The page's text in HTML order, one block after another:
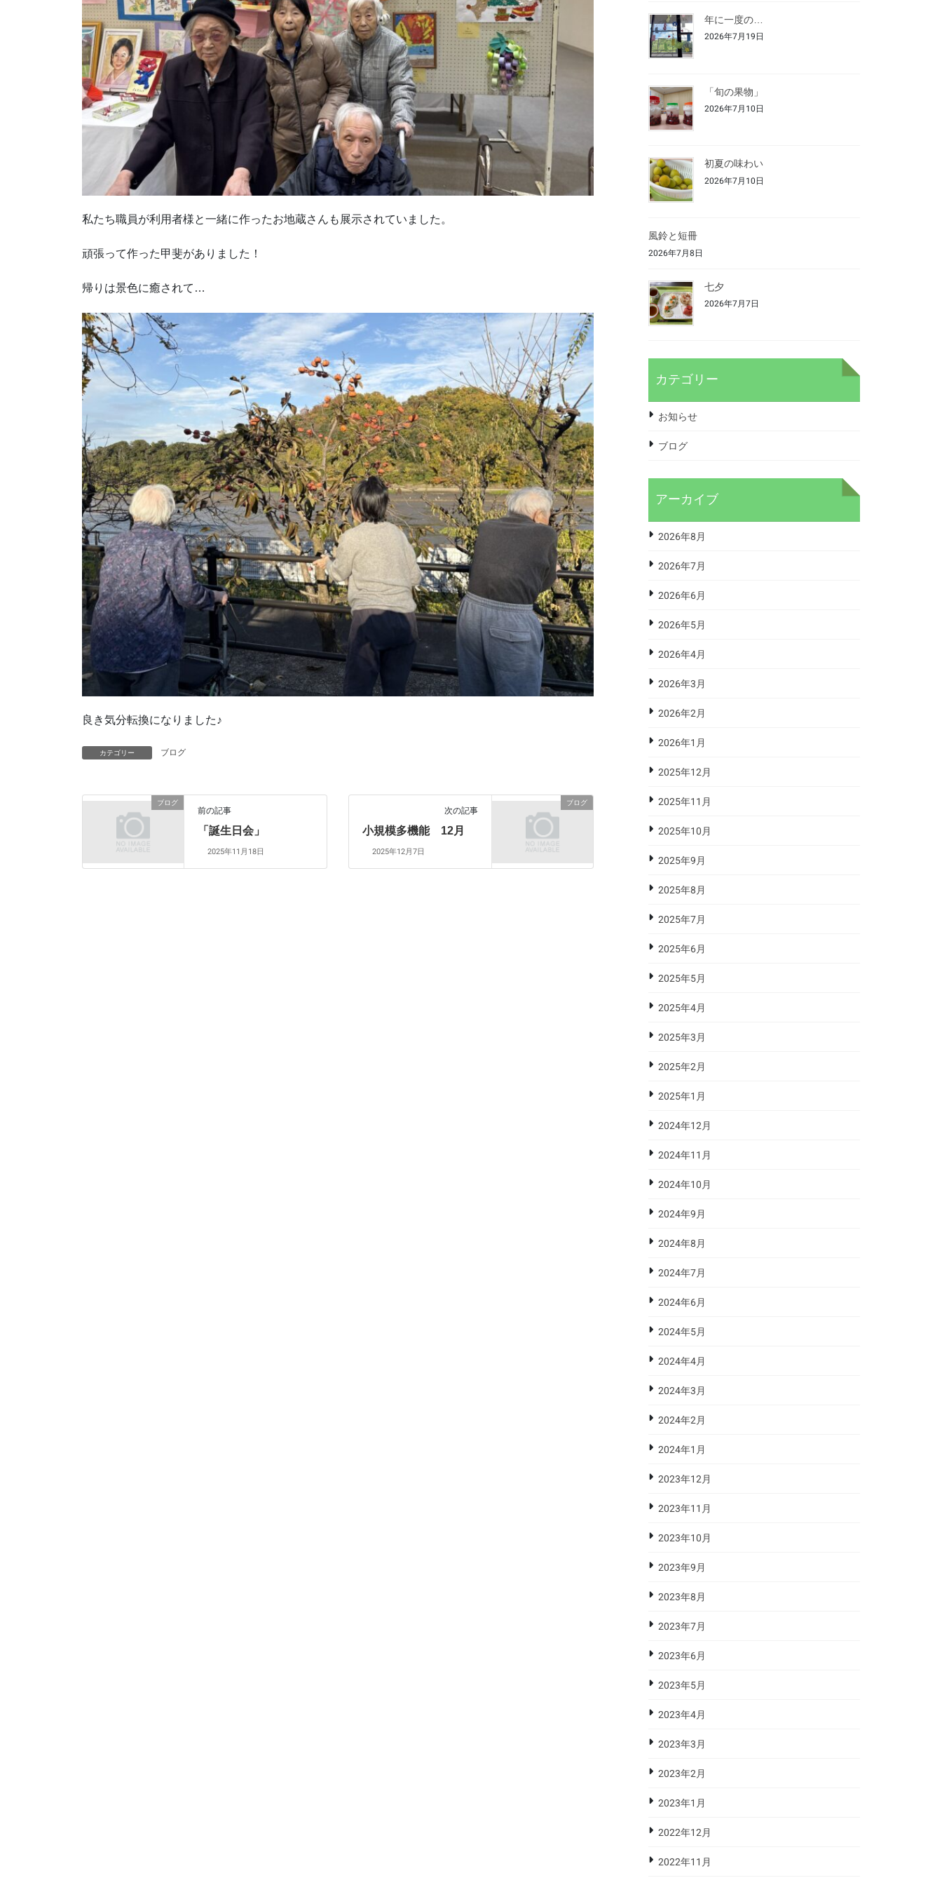
私たち職員が利用者様と一緒に作ったお地蔵さんも展示されていました。
頑張って作った甲斐がありました！
帰りは景色に癒されて…
良き気分転換になりました♪
カテゴリー ブログ
ブログ
前の記事
「誕生日会」
2025年11月18日
ブログ
次の記事
小規模多機能 12月
2025年12月7日
年に一度の…
2026年7月19日
「旬の果物」
2026年7月10日
初夏の味わい
2026年7月10日
風鈴と短冊
2026年7月8日
七夕
2026年7月7日
カテゴリー
お知らせ
ブログ
アーカイブ
2026年8月
2026年7月
2026年6月
2026年5月
2026年4月
2026年3月
2026年2月
2026年1月
2025年12月
2025年11月
2025年10月
2025年9月
2025年8月
2025年7月
2025年6月
2025年5月
2025年4月
2025年3月
2025年2月
2025年1月
2024年12月
2024年11月
2024年10月
2024年9月
2024年8月
2024年7月
2024年6月
2024年5月
2024年4月
2024年3月
2024年2月
2024年1月
2023年12月
2023年11月
2023年10月
2023年9月
2023年8月
2023年7月
2023年6月
2023年5月
2023年4月
2023年3月
2023年2月
2023年1月
2022年12月
2022年11月